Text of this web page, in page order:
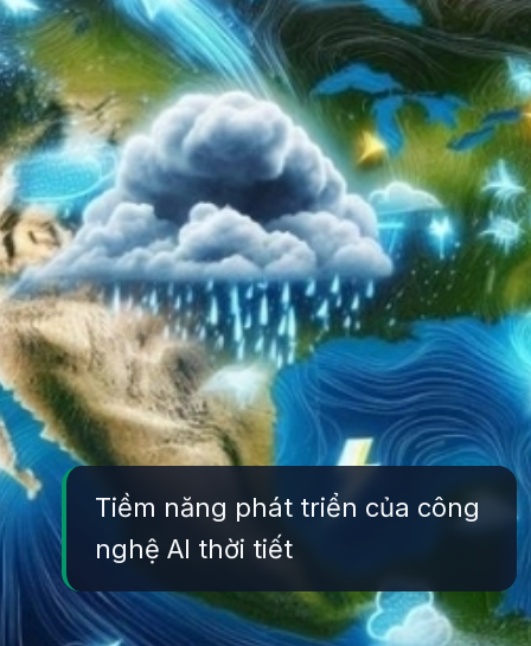
Tiềm năng phát triển của công
nghệ AI thời tiết